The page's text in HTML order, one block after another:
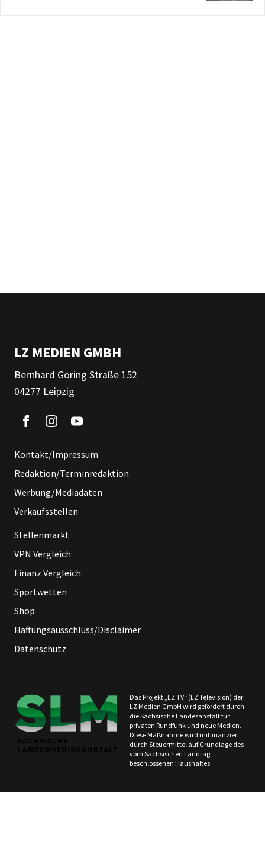
LZ MEDIEN GMBH
Bernhard Göring Straße 152
04277 Leipzig
Kontakt/Impressum
Redaktion/Terminredaktion
Werbung/Mediadaten
Verkaufsstellen
Stellenmarkt
VPN Vergleich
Finanz Vergleich
Sportwetten
Shop
Haftungsausschluss/Disclaimer
Datenschutz
Das Projekt „LZ TV“ (LZ Television) der
LZ Medien GmbH wird gefördert durch
die Sächsische Landesanstalt für
privaten Rundfunk und neue Medien.
Diese Maßnahme wird mitfinanziert
durch Steuermittel auf Grundlage des
vom Sächsischen Landtag
beschlossenen Haushaltes.